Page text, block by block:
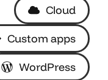
Cloud
Custom apps
WordPress